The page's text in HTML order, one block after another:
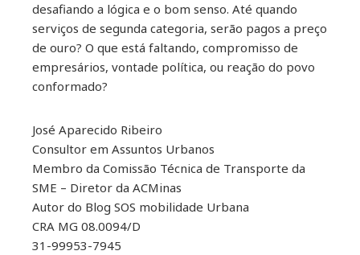
desafiando a lógica e o bom senso. Até quando
serviços de segunda categoria, serão pagos a preço
de ouro? O que está faltando, compromisso de
empresários, vontade política, ou reação do povo
conformado?
José Aparecido Ribeiro
Consultor em Assuntos Urbanos
Membro da Comissão Técnica de Transporte da
SME – Diretor da ACMinas
Autor do Blog SOS mobilidade Urbana
CRA MG 08.0094/D
31-99953-7945